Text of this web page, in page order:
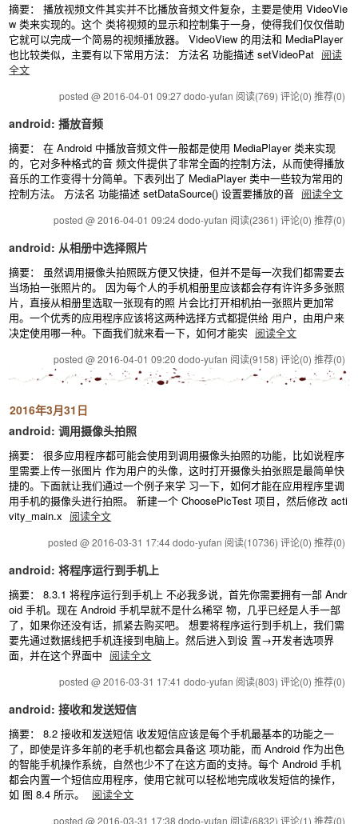
摘要： 播放视频文件其实并不比播放音频文件复杂，主要是使用 VideoVie
w 类来实现的。这个 类将视频的显示和控制集于一身，使得我们仅仅借助
它就可以完成一个简易的视频播放器。 VideoView 的用法和 MediaPlayer
也比较类似，主要有以下常用方法： 方法名 功能描述 setVideoPat 阅读
全文
posted @ 2016-04-01 09:27 dodo-yufan 阅读(769) 评论(0) 推荐(0)
android: 播放音频
摘要： 在 Android 中播放音频文件一般都是使用 MediaPlayer 类来实现
的，它对多种格式的音 频文件提供了非常全面的控制方法，从而使得播放
音乐的工作变得十分简单。下表列出了 MediaPlayer 类中一些较为常用的
控制方法。 方法名 功能描述 setDataSource() 设置要播放的音 阅读全文
posted @ 2016-04-01 09:24 dodo-yufan 阅读(2361) 评论(0) 推荐(0)
android: 从相册中选择照片
摘要： 虽然调用摄像头拍照既方便又快捷，但并不是每一次我们都需要去
当场拍一张照片的。 因为每个人的手机相册里应该都会存有许许多多张照
片，直接从相册里选取一张现有的照 片会比打开相机拍一张照片更加常
用。一个优秀的应用程序应该将这两种选择方式都提供给 用户，由用户来
决定使用哪一种。下面我们就来看一下，如何才能实 阅读全文
posted @ 2016-04-01 09:20 dodo-yufan 阅读(9158) 评论(0) 推荐(0)
2016年3月31日
android: 调用摄像头拍照
摘要： 很多应用程序都可能会使用到调用摄像头拍照的功能，比如说程序
里需要上传一张图片 作为用户的头像，这时打开摄像头拍张照是最简单快
捷的。下面就让我们通过一个例子来学 习一下，如何才能在应用程序里调
用手机的摄像头进行拍照。 新建一个 ChoosePicTest 项目，然后修改 acti
vity_main.x 阅读全文
posted @ 2016-03-31 17:44 dodo-yufan 阅读(10736) 评论(0) 推荐(0)
android: 将程序运行到手机上
摘要： 8.3.1 将程序运行到手机上 不必我多说，首先你需要拥有一部 Andr
oid 手机。现在 Android 手机早就不是什么稀罕 物，几乎已经是人手一部
了，如果你还没有话，抓紧去购买吧。 想要将程序运行到手机上，我们需
要先通过数据线把手机连接到电脑上。然后进入到设 置→开发者选项界
面，并在这个界面中 阅读全文
posted @ 2016-03-31 17:41 dodo-yufan 阅读(803) 评论(0) 推荐(0)
android: 接收和发送短信
摘要： 8.2 接收和发送短信 收发短信应该是每个手机最基本的功能之一
了，即使是许多年前的老手机也都会具备这 项功能，而 Android 作为出色
的智能手机操作系统，自然也少不了在这方面的支持。每个 Android 手机
都会内置一个短信应用程序，使用它就可以轻松地完成收发短信的操作，
如 图 8.4 所示。
阅读全文
posted @ 2016-03-31 17:38 dodo-yufan 阅读(6832) 评论(1) 推荐(0)